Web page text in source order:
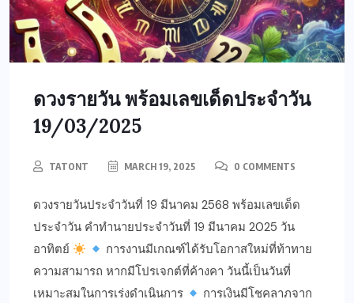
ดวงรายวัน พร้อมเลขเด็ดประจำวัน
19/03/2025
TATONT MARCH 19, 2025 0 COMMENTS
ดวงรายวันประจำวันที่ 19 มีนาคม 2568 พร้อมเลขเด็ด
ประจำวัน คำทำนายประจำวันที่ 19 มีนาคม 2025 วัน
อาทิตย์
การงานมีเกณฑ์ได้รับโอกาสใหม่ที่ท้าทาย
ความสามารถ หากมีโปรเจกต์ที่ค้างคา วันนี้เป็นวันที่
เหมาะสมในการเร่งดำเนินการ
การเงินมีโชคลาภจาก